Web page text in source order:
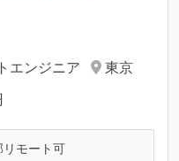
エンジニア
東京
リモート可